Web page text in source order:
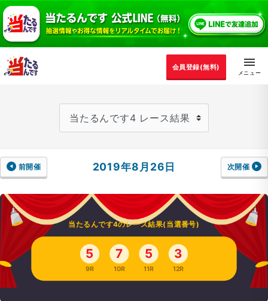
会員登録(無料)
前開催 2019年8月26日 次開催
当たるんです4のレース結果(当選番号)
5
9R
7
10R
5
11R
3
12R